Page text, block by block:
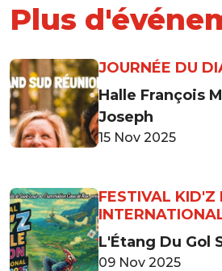
Plus
JOURNÉE DU
Halle François
Joseph
15 Nov 2025
FESTIVAL KID'Z
L'Étang Du Gol
09 Nov 2025